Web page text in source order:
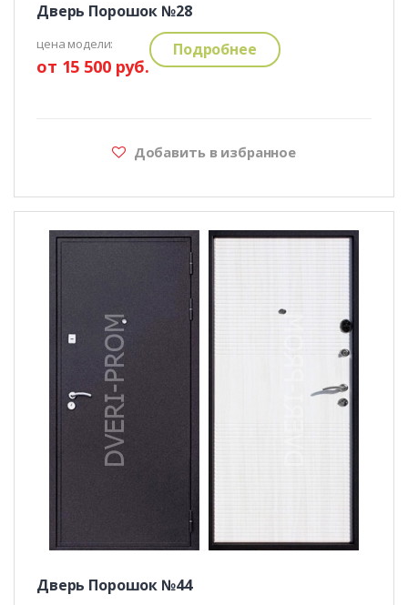
Дверь Порошок №28
цена модели:
от 15 500 руб.
Подробнее
Добавить в избранное
Дверь Порошок №44